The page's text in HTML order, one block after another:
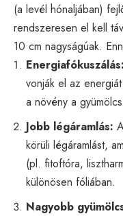
(a levél hónaljában)
rendszeresen el kell
10 cm nagyságúak.
Energiafókuszálás:
vonják el az
a növény a
Jobb légáramlás:
körüli légáramlást,
(pl. fitoftóra,
különösen fóliában.
Nagyobb